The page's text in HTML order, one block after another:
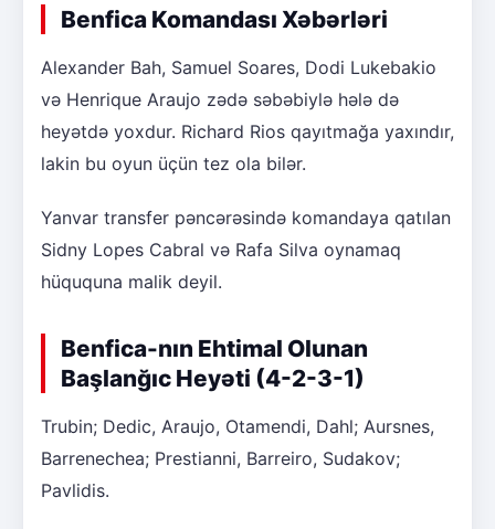
Benfica Komandası Xəbərləri
Alexander Bah, Samuel Soares, Dodi Lukebakio
və Henrique Araujo zədə səbəbiylə hələ də
heyətdə yoxdur. Richard Rios qayıtmağa yaxındır,
lakin bu oyun üçün tez ola bilər.
Yanvar transfer pəncərəsində komandaya qatılan
Sidny Lopes Cabral və Rafa Silva oynamaq
hüququna malik deyil.
Benfica-nın Ehtimal Olunan
Başlanğıc Heyəti (4-2-3-1)
Trubin; Dedic, Araujo, Otamendi, Dahl; Aursnes,
Barrenechea; Prestianni, Barreiro, Sudakov;
Pavlidis.